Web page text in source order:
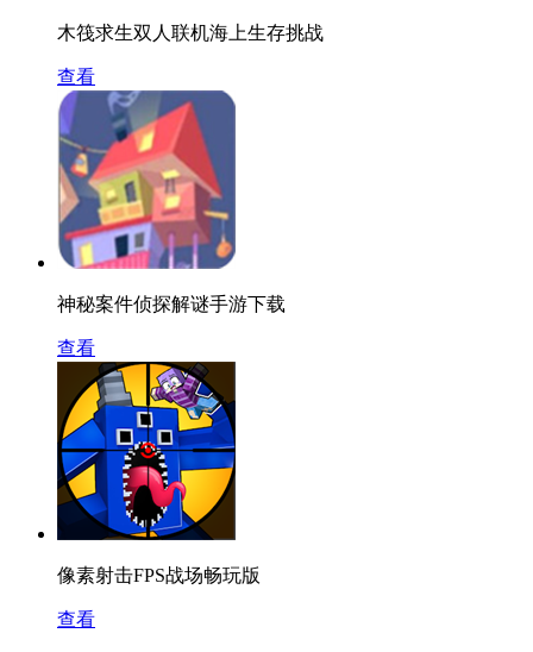
木筏求生双人联机海上生存挑战
查看
神秘案件侦探解谜手游下载
查看
像素射击FPS战场畅玩版
查看